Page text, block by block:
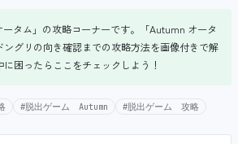
タム」の攻略コーナーです。「Autumn オータ
グリの向き確認までの攻略方法を画像付きで解
困ったらここをチェックしよう！
#脱出ゲーム Autumn #脱出ゲーム 攻略